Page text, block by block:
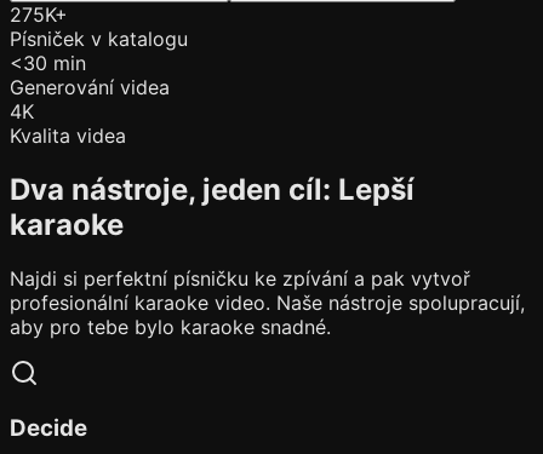
275K+
Písniček v katalogu
<30 min
Generování videa
4K
Kvalita videa
Dva nástroje, jeden cíl: Lepší
karaoke
Najdi si perfektní písničku ke zpívání a pak vytvoř
profesionální karaoke video. Naše nástroje spolupracují,
aby pro tebe bylo karaoke snadné.
Decide